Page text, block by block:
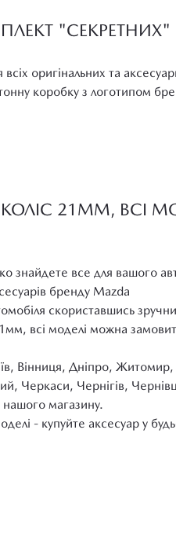
оригінальних та
коробку з логотипом
21ММ, ВСІ
знайдете все для вашого
бренду Mazda
скориставшись
всі моделі можна
Вінниця, Дніпро,
Черкаси, Чернігів,
магазину.
- купуйте аксесуар у